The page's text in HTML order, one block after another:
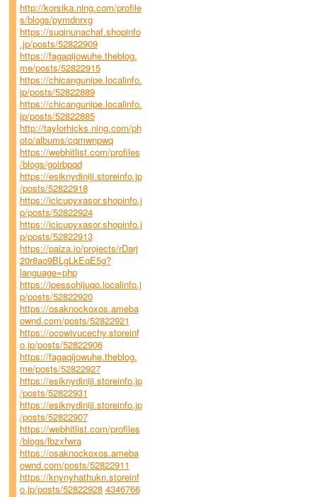
http://korsika.ning.com/profile
s/blogs/pymdnrxg
https://suqinunachaf.shopinfo
.jp/posts/52822909
https://fagaqijowuhe.theblog.
me/posts/52822915
https://chicangunipe.localinfo.
jp/posts/52822889
https://chicangunipe.localinfo.
jp/posts/52822885
http://taylorhicks.ning.com/ph
oto/albums/cqmwnpwq
https://webhitlist.com/profiles
/blogs/goirbpqd
https://esiknydiniji.storeinfo.jp
/posts/52822918
https://icicupyxasor.shopinfo.j
p/posts/52822924
https://icicupyxasor.shopinfo.j
p/posts/52822913
https://paiza.io/projects/rDarj
20r8ao9BLgLkEqE5g?
language=php
https://ipessohijuqo.localinfo.j
p/posts/52822920
https://osaknockoxos.ameba
ownd.com/posts/52822921
https://ocowivucechy.storeinf
o.jp/posts/52822906
https://fagaqijowuhe.theblog.
me/posts/52822927
https://esiknydiniji.storeinfo.jp
/posts/52822931
https://esiknydiniji.storeinfo.jp
/posts/52822907
https://webhitlist.com/profiles
/blogs/lbzxfwra
https://osaknockoxos.ameba
ownd.com/posts/52822911
https://knynyhathukn.storeinf
o.jp/posts/52822928 4346766